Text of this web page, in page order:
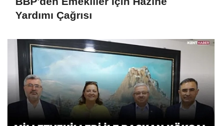
Yardımı Çağrısı